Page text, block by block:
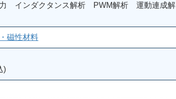
インダクタンス解析 PWM解析 運動連成解
磁性材料
)